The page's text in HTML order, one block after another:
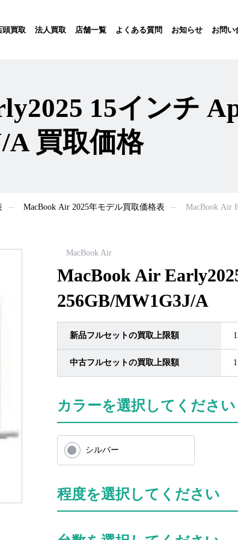
頭買取 法人買取 店舗一覧 よくある質問 お知らせ お問い
15インチ
A 買取価格
MacBook Air 2025年モデル買取価格表 MacBook Air
MacBook Air
MacBook Air
256GB/MW1G3J/A
新品フルセットの買取上限額
中古フルセットの買取上限額
カラーを選択してください
シルバー
程度を選択してください